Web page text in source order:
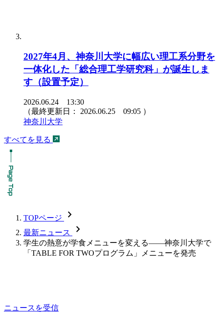
2027年4月、神奈川大学に幅広い理工系分野を
一体化した「総合理工学研究科」が誕生しま
す（設置予定）
2026.06.24 13:30
（最終更新日： 2026.06.25 09:05 ）
神奈川大学
すべてを見る
TOPページ chevron_forward
最新ニュース chevron_forward
学生の熱意が学食メニューを変える――神奈川大学で
「TABLE FOR TWOプログラム」メニューを発売
ニュースを受信